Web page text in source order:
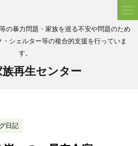
の暴力問題・家族を巡る不安や問題のため
シェルター等の複合的支援を行っていま
す。
族再生センター
日記